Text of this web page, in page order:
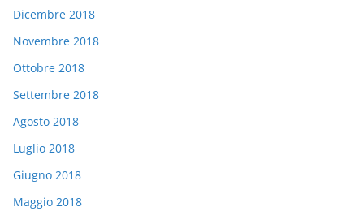
Dicembre 2018
Novembre 2018
Ottobre 2018
Settembre 2018
Agosto 2018
Luglio 2018
Giugno 2018
Maggio 2018